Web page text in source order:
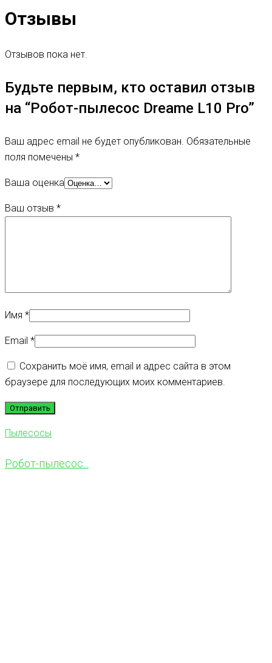
Отзывы
Отзывов пока нет.
Будьте первым, кто оставил отзыв
на “Робот-пылесос Dreame L10 Pro”
Ваш адрес email не будет опубликован. Обязательные
поля помечены *
Ваша оценка
Ваш отзыв *
Имя *
Email *
Сохранить моё имя, email и адрес сайта в этом
браузере для последующих моих комментариев.
Пылесосы
Робот-пылесос...